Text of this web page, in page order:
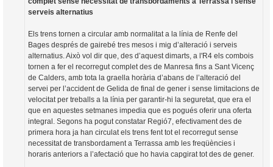
serveis alternatius
Els trens tornen a circular amb normalitat a la línia de Renfe del
Bages després de gairebé tres mesos i mig d’alteració i serveis
alternatius. Això vol dir que, des d’aquest dimarts, a l'R4 els combois
tornen a fer el recorregut complet des de Manresa fins a Sant Vicenç
de Calders, amb tota la graella horària d’abans de l’alteració del
servei per l’accident de Gelida de final de gener i sense limitacions de
velocitat per treballs a la línia per garantir-hi la seguretat, que era el
que en aquestes setmanes impedia que es pogués oferir una oferta
integral. Segons ha pogut constatar Regió7, efectivament des de
primera hora ja han circulat els trens fent tot el recorregut sense
necessitat de transbordament a Terrassa amb les freqüències i
horaris anteriors a l’afectació que ho havia capgirat tot des de gener.